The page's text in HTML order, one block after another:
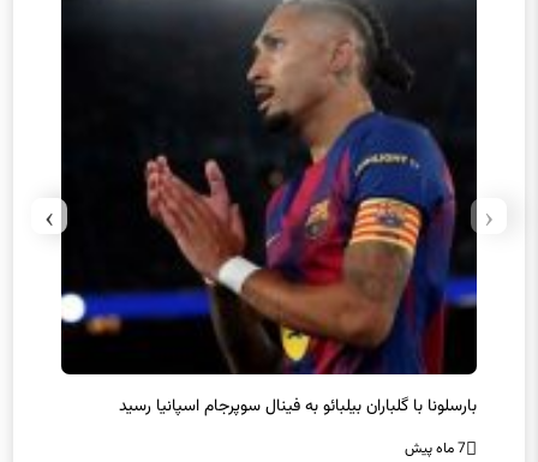
بارسلونا با گلباران بیلبائو به فینال سوپرجام اسپانیا رسید
7 ماه پیش
‹
›